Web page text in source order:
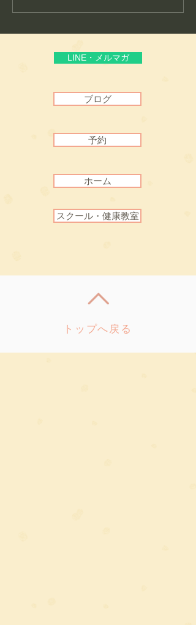
生まれた理由
LINE・メルマガ
ブログ
予約
ホーム
スクール・健康教室
トップへ戻る